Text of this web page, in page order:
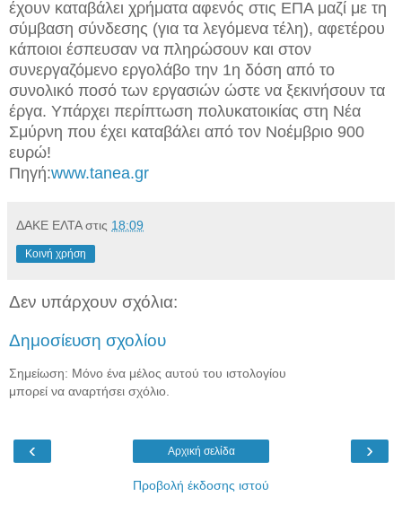
έχουν καταβάλει χρήματα αφενός στις ΕΠΑ μαζί με τη
σύμβαση σύνδεσης (για τα λεγόμενα τέλη), αφετέρου
κάποιοι έσπευσαν να πληρώσουν και στον
συνεργαζόμενο εργολάβο την 1η δόση από το
συνολικό ποσό των εργασιών ώστε να ξεκινήσουν τα
έργα. Υπάρχει περίπτωση πολυκατοικίας στη Νέα
Σμύρνη που έχει καταβάλει από τον Νοέμβριο 900
ευρώ!
Πηγή:www.tanea.gr
ΔΑΚΕ ΕΛΤΑ στις 18:09
Κοινή χρήση
Δεν υπάρχουν σχόλια:
Δημοσίευση σχολίου
Σημείωση: Μόνο ένα μέλος αυτού του ιστολογίου
μπορεί να αναρτήσει σχόλιο.
‹ ›
Αρχική σελίδα
Προβολή έκδοσης ιστού